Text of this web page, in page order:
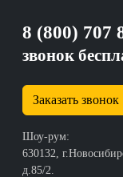
8 (800) 707
звонок
Заказать звонок
Шоу-рум:
630132,
д.85/2.